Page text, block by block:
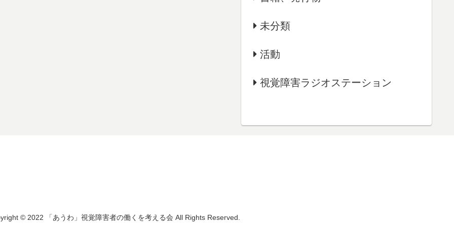
未分類
活動
視覚障害ラジオステーション
© 2022 「あうわ」視覚障害者の働くを考える会 All Rights Reserved.